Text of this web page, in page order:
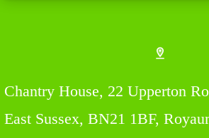
Chantry House, 22 Upperton
East Sussex, BN21 1BF,